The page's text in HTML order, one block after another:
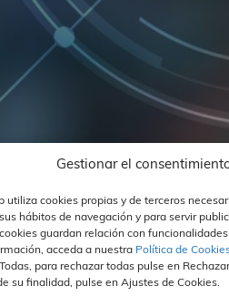
Gestionar el
utiliza cookies propias y de terceros
hábitos de navegación y para servir
guardan relación con
acceda a nuestra Política de
para rechazar todas pulse en
su finalidad, pulse en Ajustes de Cookies.